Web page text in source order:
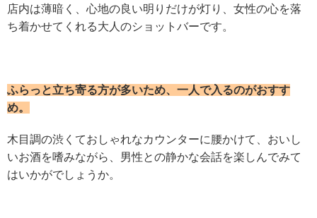
店内は薄暗く、心地の良い明りだけが灯り、女性の心を落
ち着かせてくれる大人のショットバーです。
ふらっと立ち寄る方が多いため、一人で入るのがおすす
め。
木目調の渋くておしゃれなカウンターに腰かけて、おいし
いお酒を嗜みながら、男性との静かな会話を楽しんでみて
はいかがでしょうか。